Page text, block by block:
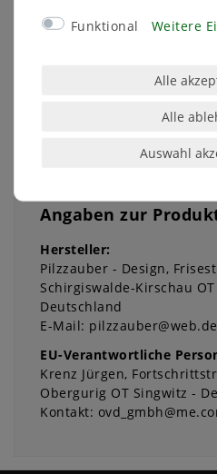
Herstellungsland
Angaben zur
Hersteller:
Pilzzauber - Design
Schirgiswalde-Kirschau
Deutschland
E-Mail: pilzzauber@web.de
EU-Verantwortliche
Krenz Jürgen
Obergurig OT Singwitz
Kontakt:
Funktional Weitere
Alle
Alle
Auswahl